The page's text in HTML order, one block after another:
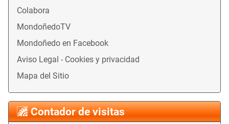
Colabora
MondoñedoTV
Mondoñedo en Facebook
Aviso Legal - Cookies y privacidad
Mapa del Sitio
Contador de visitas